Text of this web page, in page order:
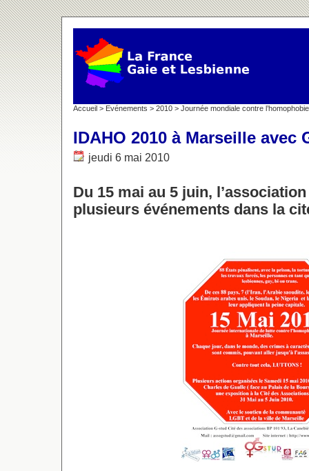
Accueil > Evénements > 2010 > Journée mondiale contre
IDAHO 2010 à Marseille avec
jeudi 6 mai 2010
Du 15 mai au 5 juin,
plusieurs événements dans la